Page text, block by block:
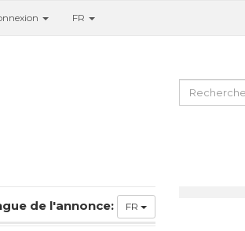
FR
de l'annonce: FR